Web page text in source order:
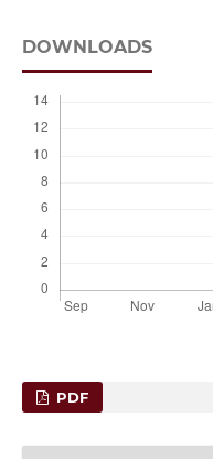
DOWNLOADS
PDF